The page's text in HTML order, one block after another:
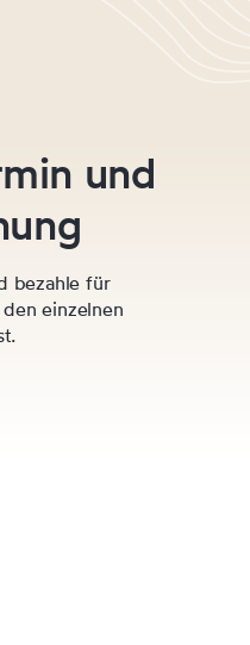
und
bezahle für
einzelnen